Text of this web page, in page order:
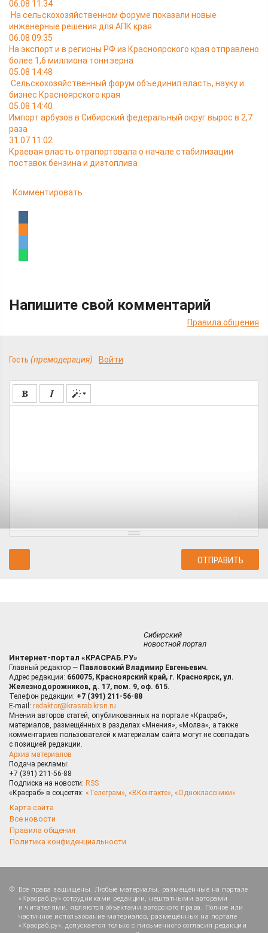
06.08 11:34
На сельскохозяйственном форуме показали новые
инженерные решения для АПК края
06.08 09:35
На экспорт и в регионы РФ из Красноярского края отправлено
более 1,6 миллиона тонн зерна
05.08 14:48
Сельскохозяйственный форум объединил власть, науку и
бизнес Красноярского края
05.08 14:40
Импорт арбузов в Сибирский федеральный округ вырос в 2,7
раза
31.07 11:02
Краевая власть отрапортовала о начале стабилизации
поставок бензина и дизтоплива
Комментировать
Напишите свой комментарий
Правила общения
Гость (премодерация) Войти
Сибирский
новостной портал
Интернет-портал «КРАСРАБ.РУ»
Главный редактор — Павловский Владимир Евгеньевич.
Адрес редакции: 660075, Красноярский край, г. Красноярск, ул.
Железнодорожников, д. 17, пом. 9, оф. 615.
Телефон редакции: +7 (391) 211-56-88
E-mail: redaktor@krasrab.krsn.ru
Мнения авторов статей, опубликованных на портале «Красраб»,
материалов, размещённых в разделах «Мнения», «Молва», а также
комментариев пользователей к материалам сайта могут не совпадать
с позицией редакции.
Архив материалов
Подача рекламы:
+7 (391) 211-56-88
Подписка на новости: RSS
«Красраб» в соцсетях: «Телеграм», «ВКонтакте», «Одноклассники»
Карта сайта
Все новости
Правила общения
Политика конфиденциальности
Все права защищены. Любые материалы, размещённые на портале
«Красраб.ру» сотрудниками редакции, нештатными авторами
и читателями, являются объектами авторского права. Полное или
частичное использование материалов, размещённых на портале
«Красраб.ру», допускается только с письменного согласия редакции